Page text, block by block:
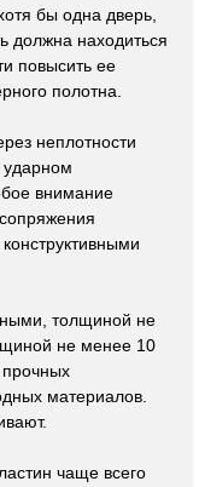
бы одна дверь,
должна находиться
повысить ее
полотна.
неплотности
внимание
толщиной не
не менее 10
материалов.
чаще всего